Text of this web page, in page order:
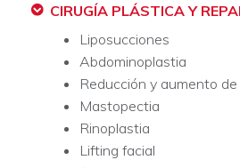
CIRUGÍA PLÁSTICA Y
Liposucciones
Abdominoplastia
Reducción y aumento
Mastopectia
Rinoplastia
Lifting facial